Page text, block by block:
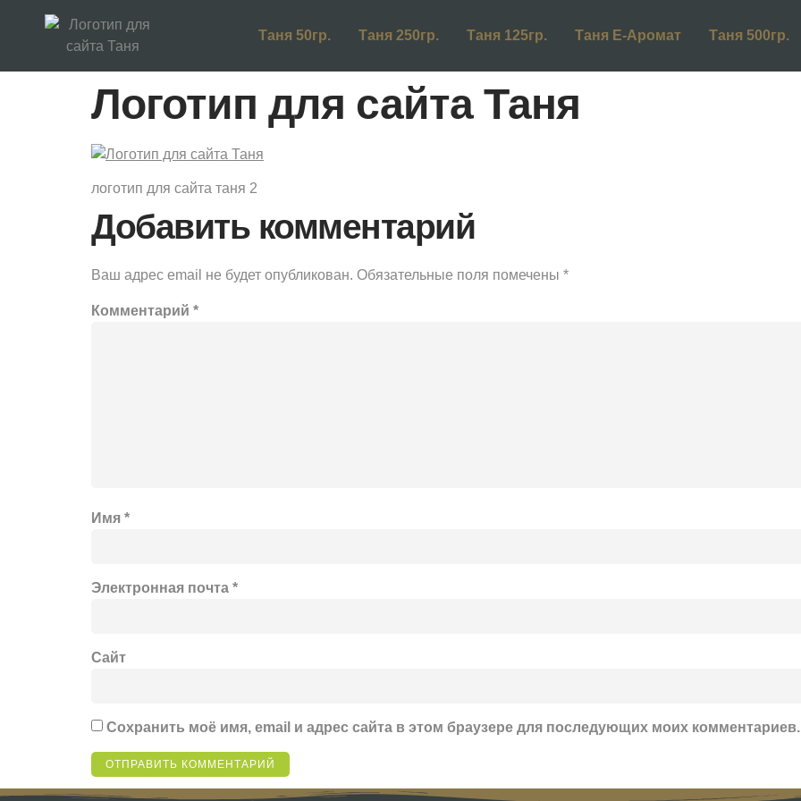
Таня 50гр. Таня 250гр. Таня 125гр. Таня Е-Аромат Таня 500гр.
Логотип для сайта Таня
логотип для сайта таня 2
Добавить комментарий
Ваш адрес email не будет опубликован. Обязательные поля помечены *
Комментарий *
Имя *
Электронная почта *
Сайт
Сохранить моё имя, email и адрес сайта в этом браузере для последующих моих комментариев.